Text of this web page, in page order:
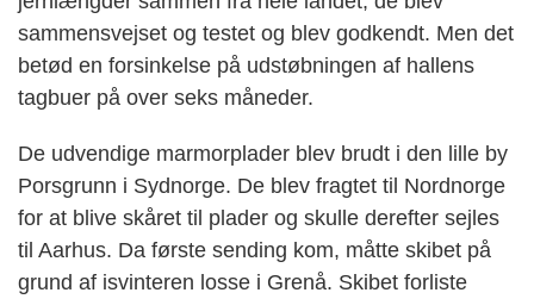
sammensvejset og testet og blev godkendt. Men det
betød en forsinkelse på udstøbningen af hallens
tagbuer på over seks måneder.
De udvendige marmorplader blev brudt i den lille by
Porsgrunn i Sydnorge. De blev fragtet til Nordnorge
for at blive skåret til plader og skulle derefter sejles
til Aarhus. Da første sending kom, måtte skibet på
grund af isvinteren losse i Grenå. Skibet forliste